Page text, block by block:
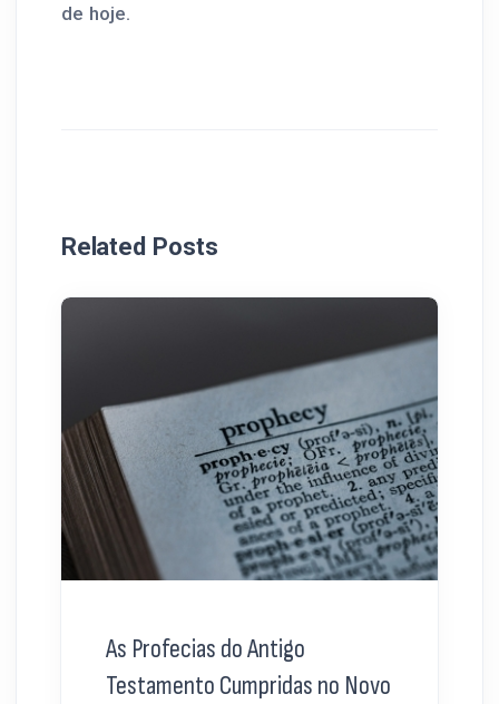
de hoje.
Related Posts
As Profecias do Antigo
Testamento Cumpridas no Novo